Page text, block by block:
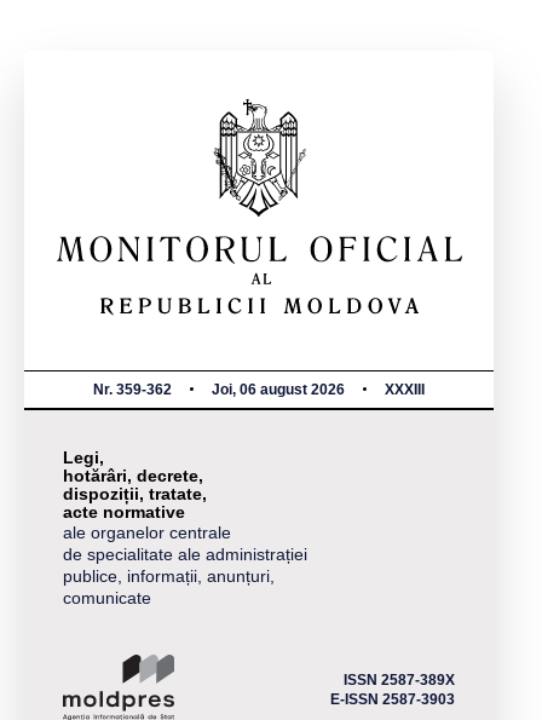
Nr. 359-362 Joi, 06 august 2026 XXXIII
Legi,
hotărâri, decrete,
dispoziții, tratate,
acte normative
ale organelor centrale
de specialitate ale administrației
publice, informații, anunțuri,
comunicate
ISSN 2587-389X
E-ISSN 2587-3903